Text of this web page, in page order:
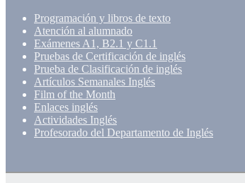
Programación y libros de texto
Atención al alumnado
Exámenes A1, B2.1 y C1.1
Pruebas de Certificación de inglés
Prueba de Clasificación de inglés
Artículos Semanales Inglés
Film of the Month
Enlaces inglés
Actividades Inglés
Profesorado del Departamento de Inglés